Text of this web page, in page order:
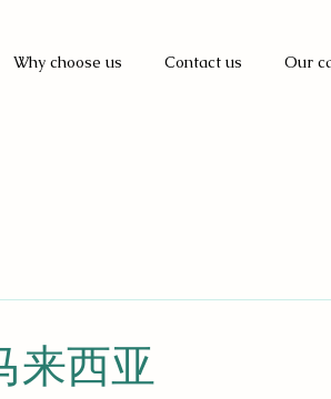
Why choose us Contact us Our
来西亚